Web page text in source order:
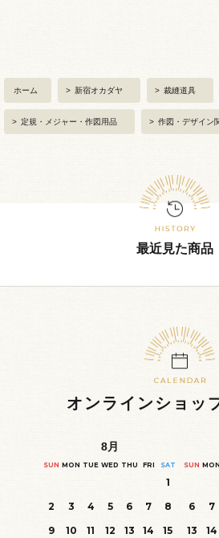
ホーム > 新宿オカダヤ > 裁縫道具
> 定規・メジャー・作図用品 > 作図・デザイン
最近見た商品
オンラインショッ
8月
SUN MON TUE WED THU FRI SAT
1
2
3 4 5 6 7
8
9
10 11 12 13 14
15
SUN MON
6
7
13
14